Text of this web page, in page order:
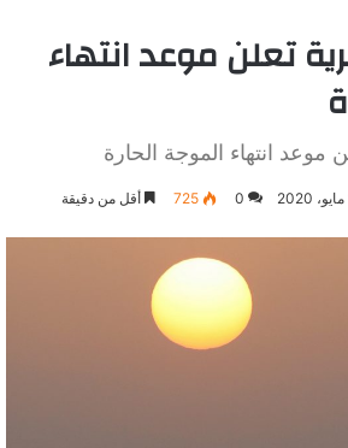
تعلن موعد انتهاء
موعد انتهاء الموجة الحارة
0
725 أقل من دقيقة